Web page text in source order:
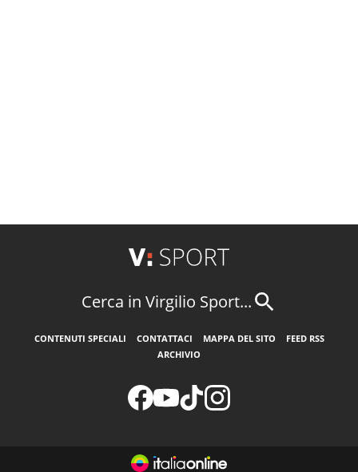
Cerca in Virgilio Sport...
CONTENUTI SPECIALI CONTATTACI MAPPA DEL SITO
FEED RSS
ARCHIVIO